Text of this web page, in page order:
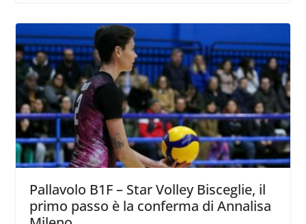
Pallavolo B1F – Star Volley Bisceglie, il
primo passo è la conferma di Annalisa